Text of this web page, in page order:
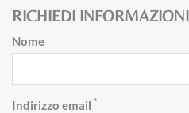
RICHIEDI INFORMAZIONI
Nome
Indirizzo email *